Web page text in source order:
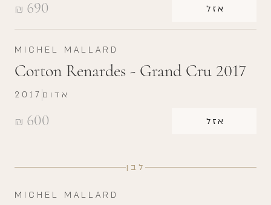
₪ 690 אזל
MICHEL MALLARD
Corton Renardes - Grand Cru 2017
₪ 600 אזל
2017 אדום
לבן
MICHEL MALLARD